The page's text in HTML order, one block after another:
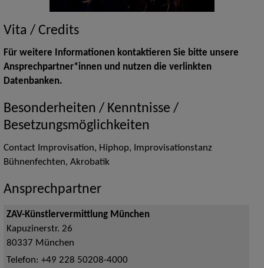
Vita / Credits
Für weitere Informationen kontaktieren Sie bitte unsere
Ansprechpartner*innen und nutzen die verlinkten
Datenbanken.
Besonderheiten / Kenntnisse /
Besetzungsmöglichkeiten
Contact Improvisation, Hiphop, Improvisationstanz
Bühnenfechten, Akrobatik
Ansprechpartner
ZAV-Künstlervermittlung München
Kapuzinerstr. 26
80337 München
Telefon: +49 228 50208-4000